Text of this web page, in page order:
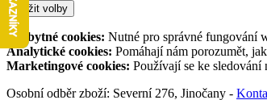
Uložit volby
Nezbytné cookies: Nutné pro správné fungování
Analytické cookies: Pomáhají nám porozumět,
Marketingové cookies: Používají se ke sledování
Osobní odběr zboží: Severní 276, Jinočany -